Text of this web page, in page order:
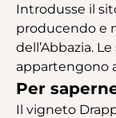
Introdusse il
producendo e
dell’Abbazia.
appartengono
Per
Il vigneto